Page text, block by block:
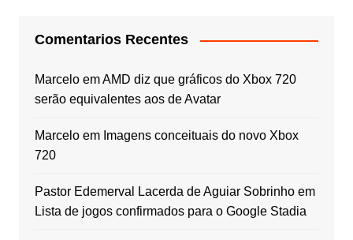
Comentarios Recentes
MarceloemAMD diz que gráficos do Xbox 720
serão equivalentes aos de Avatar
Marceloem Imagens conceituais do novo Xbox
720
Pastor Edemerval Lacerda de Aguiar Sobrinhoem
Lista de jogos confirmados para o Google Stadia